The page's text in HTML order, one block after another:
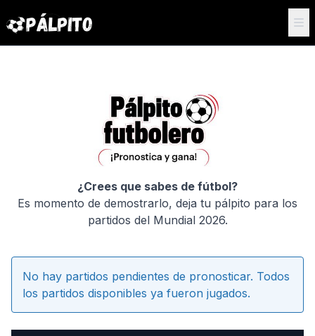
¿Crees que sabes de fútbol?
Es momento de demostrarlo, deja tu pálpito para los
partidos del Mundial 2026.
No hay partidos pendientes de pronosticar. Todos
los partidos disponibles ya fueron jugados.